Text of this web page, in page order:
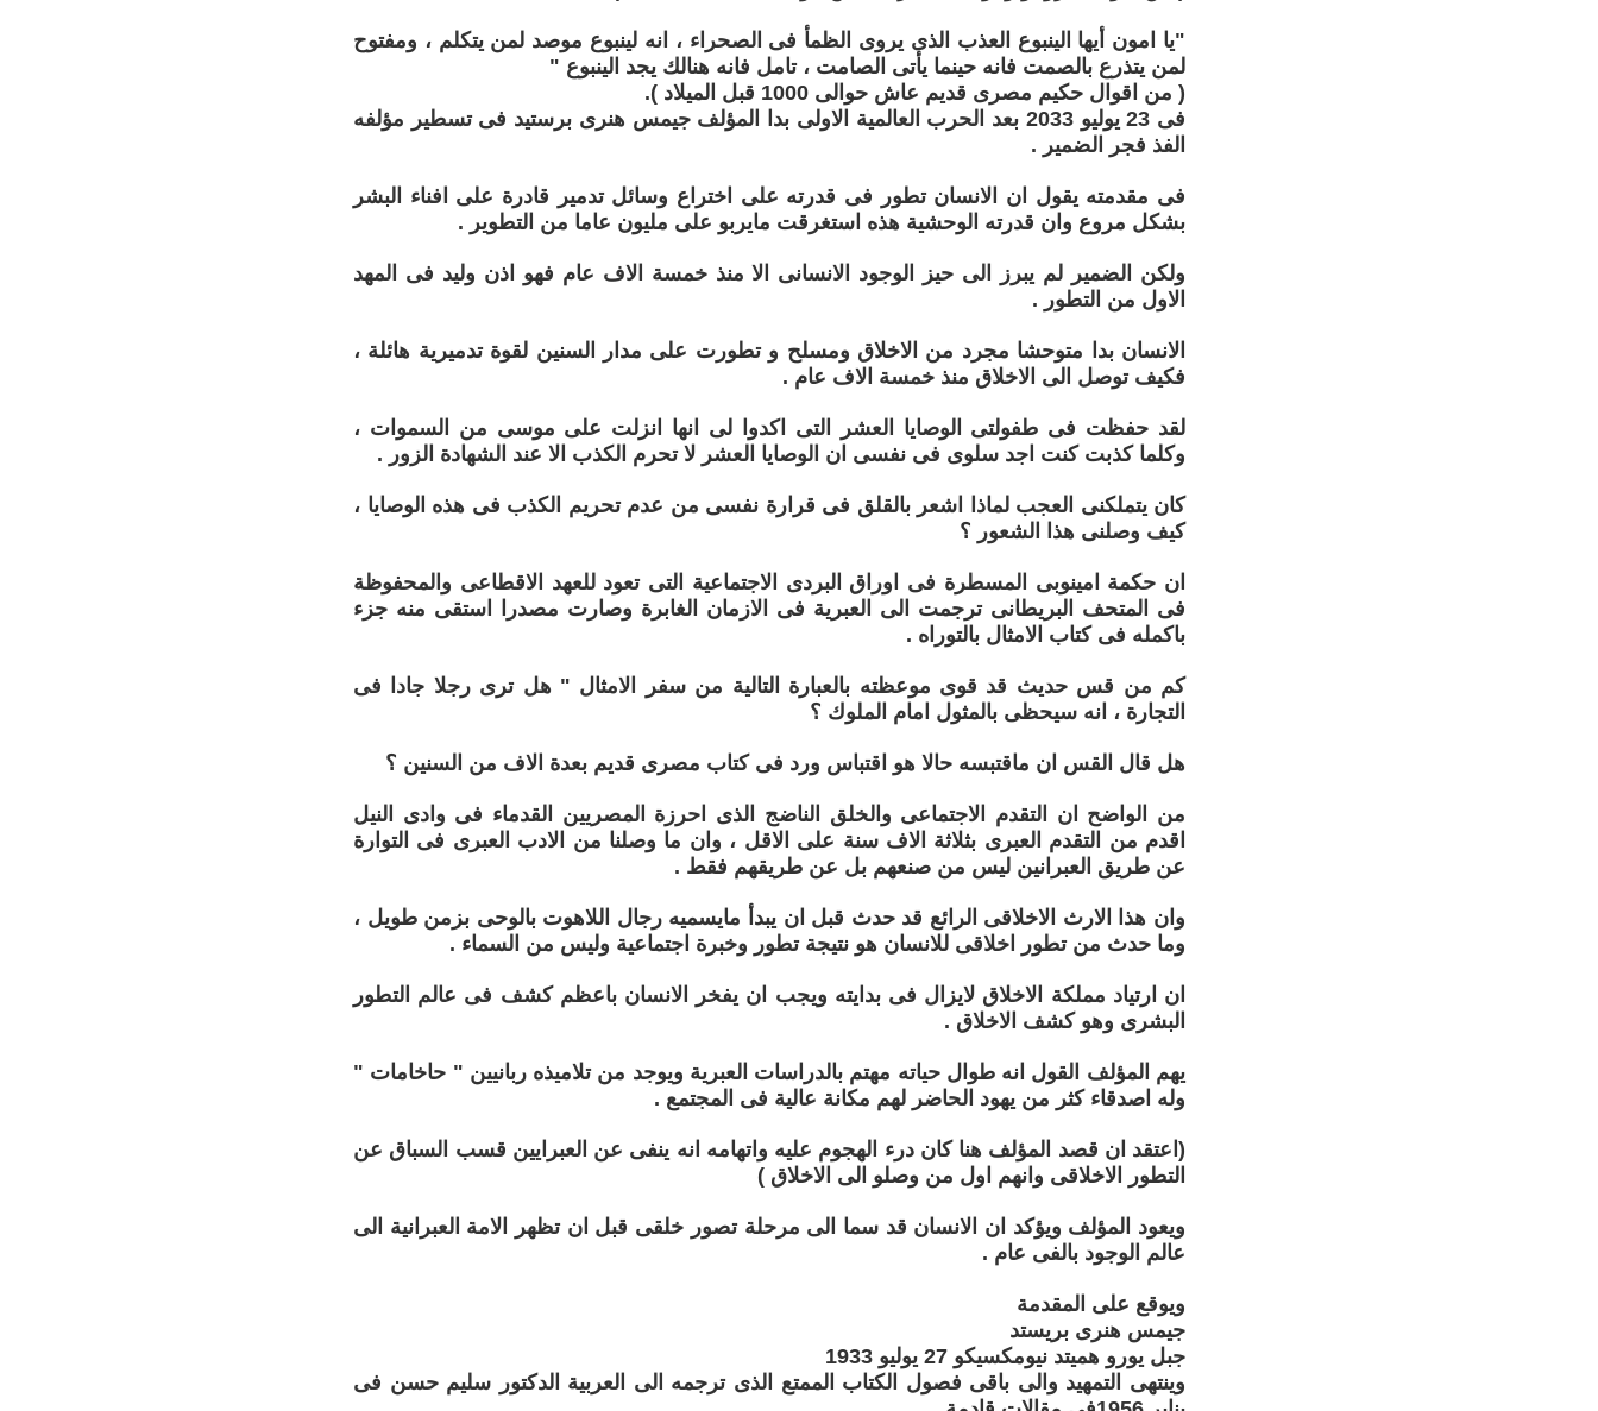
"يا امون أيها الينبوع العذب الذى يروى الظمأ فى الصحراء ، انه لينبوع موصد لمن يتكلم ، ومفتوح
لمن يتذرع بالصمت فانه حينما يأتى الصامت ، تامل فانه هنالك يجد الينبوع "
( من اقوال حكيم مصرى قديم عاش حوالى 1000 قبل الميلاد ).
فى 23 يوليو 2033 بعد الحرب العالمية الاولى بدا المؤلف جيمس هنرى برستيد فى تسطير مؤلفه
الفذ فجر الضمير .
فى مقدمته يقول ان الانسان تطور فى قدرته على اختراع وسائل تدمير قادرة على افناء البشر
بشكل مروع وان قدرته الوحشية هذه استغرقت مايربو على مليون عاما من التطوير .
ولكن الضمير لم يبرز الى حيز الوجود الانسانى الا منذ خمسة الاف عام فهو اذن وليد فى المهد
الاول من التطور .
الانسان بدا متوحشا مجرد من الاخلاق ومسلح و تطورت على مدار السنين لقوة تدميرية هائلة ،
فكيف توصل الى الاخلاق منذ خمسة الاف عام .
لقد حفظت فى طفولتى الوصايا العشر التى اكدوا لى انها انزلت على موسى من السموات ،
وكلما كذبت كنت اجد سلوى فى نفسى ان الوصايا العشر لا تحرم الكذب الا عند الشهادة الزور .
كان يتملكنى العجب لماذا اشعر بالقلق فى قرارة نفسى من عدم تحريم الكذب فى هذه الوصايا ،
كيف وصلنى هذا الشعور ؟
ان حكمة امينوبى المسطرة فى اوراق البردى الاجتماعية التى تعود للعهد الاقطاعى والمحفوظة
فى المتحف البريطانى ترجمت الى العبرية فى الازمان الغابرة وصارت مصدرا استقى منه جزء
باكمله فى كتاب الامثال بالتوراه .
كم من قس حديث قد قوى موعظته بالعبارة التالية من سفر الامثال " هل ترى رجلا جادا فى
التجارة ، انه سيحظى بالمثول امام الملوك ؟
هل قال القس ان ماقتبسه حالا هو اقتباس ورد فى كتاب مصرى قديم بعدة الاف من السنين ؟
من الواضح ان التقدم الاجتماعى والخلق الناضج الذى احرزة المصريين القدماء فى وادى النيل
اقدم من التقدم العبرى بثلاثة الاف سنة على الاقل ، وان ما وصلنا من الادب العبرى فى التوارة
عن طريق العبرانين ليس من صنعهم بل عن طريقهم فقط .
وان هذا الارث الاخلاقى الرائع قد حدث قبل ان يبدأ مايسميه رجال اللاهوت بالوحى بزمن طويل ،
وما حدث من تطور اخلاقى للانسان هو نتيجة تطور وخبرة اجتماعية وليس من السماء .
ان ارتياد مملكة الاخلاق لايزال فى بدايته ويجب ان يفخر الانسان باعظم كشف فى عالم التطور
البشرى وهو كشف الاخلاق .
يهم المؤلف القول انه طوال حياته مهتم بالدراسات العبرية ويوجد من تلاميذه ربانيين " حاخامات "
وله اصدقاء كثر من يهود الحاضر لهم مكانة عالية فى المجتمع .
(اعتقد ان قصد المؤلف هنا كان درء الهجوم عليه واتهامه انه ينفى عن العبرايين قسب السباق عن
التطور الاخلاقى وانهم اول من وصلو الى الاخلاق )
ويعود المؤلف ويؤكد ان الانسان قد سما الى مرحلة تصور خلقى قبل ان تظهر الامة العبرانية الى
عالم الوجود بالفى عام .
ويوقع على المقدمة
جيمس هنرى بريستد
جبل يورو هميتد نيومكسيكو 27 يوليو 1933
وينتهى التمهيد والى باقى فصول الكتاب الممتع الذى ترجمه الى العربية الدكتور سليم حسن فى